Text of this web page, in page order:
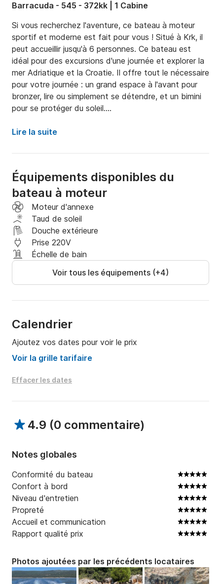
Barracuda - 545 - 372kk | 1 Cabine
Si vous recherchez l'aventure, ce bateau à moteur
sportif et moderne est fait pour vous ! Situé à Krk, il
peut accueillir jusqu'à 6 personnes. Ce bateau est
idéal pour des excursions d'une journée et explorer la
mer Adriatique et la Croatie. Il offre tout le nécessaire
pour votre journée : un grand espace à l'avant pour
bronzer, lire ou simplement se détendre, et un bimini
pour se protéger du soleil.
Bien sûr, il est équipé d'un GPS à écran tactile, d'une
d'une cabine pour les bagages, etc.
Pour toute question, n'hésitez pas à me contacter au
Click&Boat pour plus d'informations.
À bientôt !
Lire la suite
Équipements disponibles du
bateau à moteur
Moteur d'annexe
Taud de soleil
Douche extérieure
Prise 220V
Échelle de bain
Voir tous les équipements (+4)
Calendrier
Ajoutez vos dates pour voir le prix
Voir la grille tarifaire
Effacer les dates
4.9 (0 commentaire)
Notes globales
Conformité du bateau
Confort à bord
Niveau d'entretien
Propreté
Accueil et communication
Rapport qualité prix
Photos ajoutées par les précédents locataires